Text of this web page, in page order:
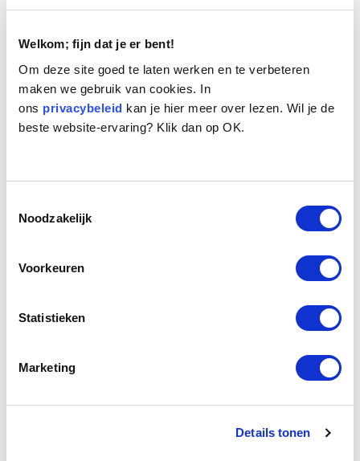
Welkom; fijn dat je er bent!
Om deze site goed te laten werken en te verbeteren
maken we gebruik van cookies. In
ons privacybeleid kan je hier meer over lezen. Wil je de
beste website-ervaring? Klik dan op OK.
Noodzakelijk
Voorkeuren
Statistieken
Marketing
Details tonen